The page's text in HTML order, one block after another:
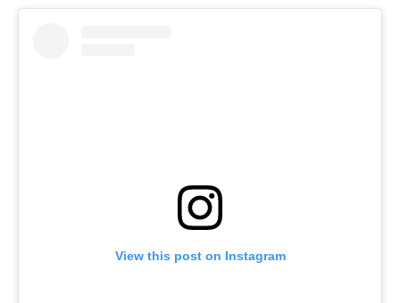
View this post on Instagram